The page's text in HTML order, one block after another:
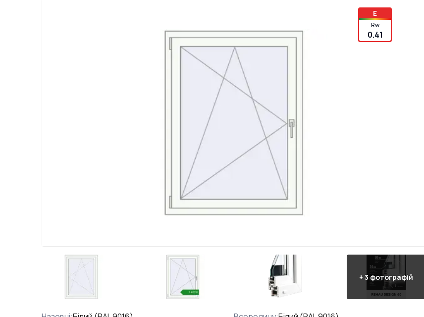
E
Rw
0.41
+3 фотографій